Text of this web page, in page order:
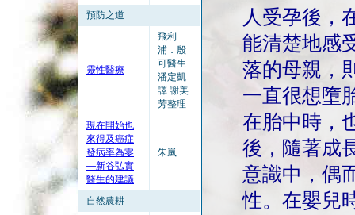
預防之道
靈性醫療
飛利
浦．殷
可醫生
潘定凱
譯 謝美
芳整理
現在開始也
來得及癌症
發病率為零
—新谷弘實
醫生的建議
朱嵐
自然農耕
人受孕後，
能清楚地感
落的母親，
一直很想墮
在胎中時，
後，隨著成
意識中，偶
性。在嬰兒